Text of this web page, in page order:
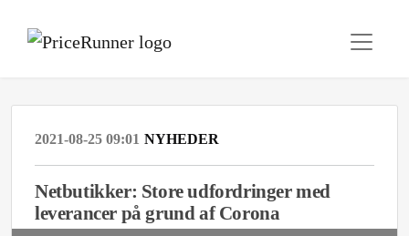
2021-08-25 09:01 NYHEDER
Netbutikker: Store udfordringer med
leverancer på grund af Corona